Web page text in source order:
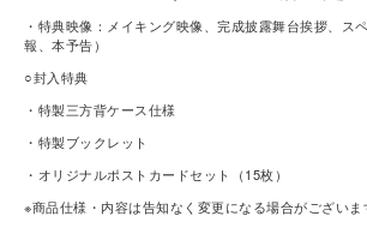
・特典映像：メイキング映像、完成披露舞台挨拶、ス
報、本予告）
○封入特典
・特製三方背ケース仕様
・特製ブックレット
・オリジナルポストカードセット（15枚）
※商品仕様・内容は告知なく変更になる場合がございま